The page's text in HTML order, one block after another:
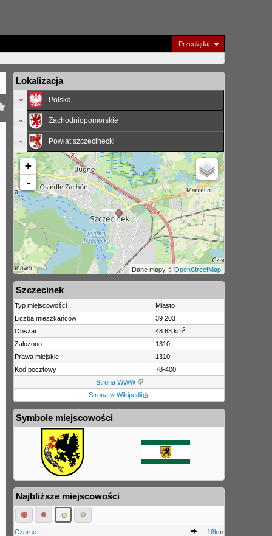
Przeglądaj
Lokalizacja
Polska
Zachodniopomorskie
Powiat szczecinecki
+
-
Dane mapy ©OpenStreetMap
Szczecinek
Typ miejscowości
Miasto
Liczba mieszkańców
39 203
Obszar
48.63 km2
Założono
1310
Prawa miejskie
1310
Kod pocztowy
78-400
Strona WWW
Strona w Wikipedii
Symbole miejscowości
Najbliższe miejscowości
Czarne 16km